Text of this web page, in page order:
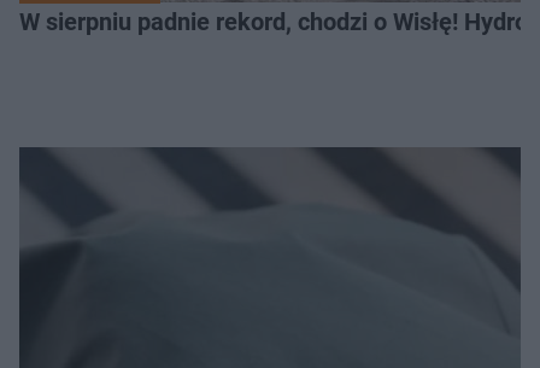
W sierpniu padnie rekord, chodzi o Wisłę!